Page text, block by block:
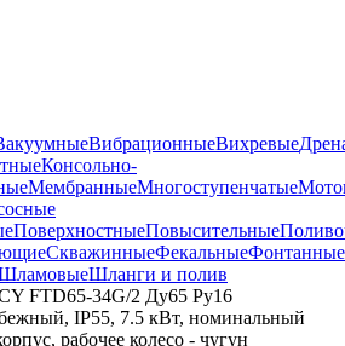
ВибрационныеВихревые
Консольно-
МембранныеМногоступенчатые
ПоверхностныеПовысительные
СкважинныеФекальныеФонтанные
Шланги и полив
FTD65-34G/2 Ду65 Ру16
IP55, 7.5 кВт, номинальный
рабочее колесо - чугун